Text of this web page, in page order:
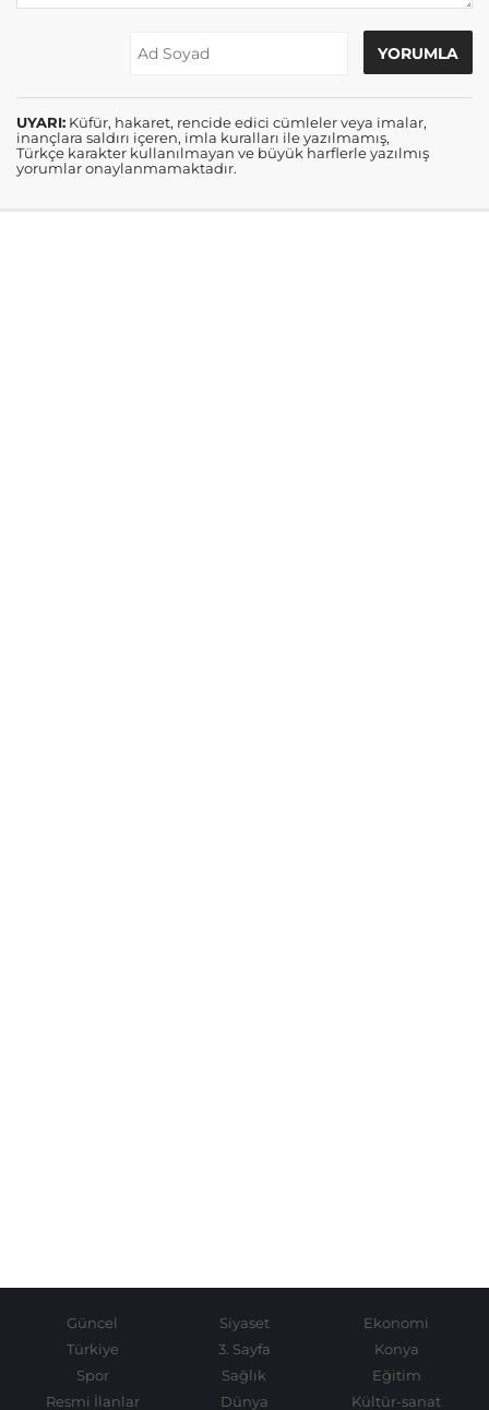
UYARI: Küfür, hakaret, rencide edici cümleler veya imalar,
inançlara saldırı içeren, imla kuralları ile yazılmamış,
Türkçe karakter kullanılmayan ve büyük harflerle yazılmış
yorumlar onaylanmamaktadır.
Güncel Siyaset
Ekonomi
Türkiye
3. Sayfa
Konya
Spor
Sağlık
Eğitim
Resmi İlanlar
Dünya Kültür-sanat